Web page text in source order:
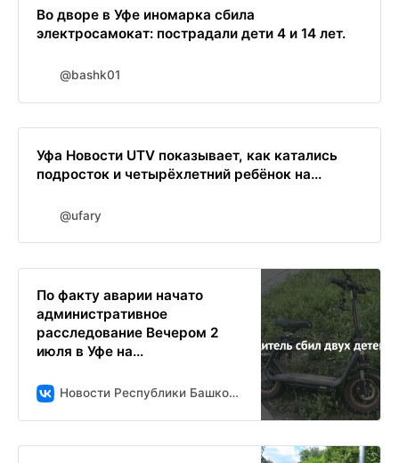
Во дворе в Уфе иномарка сбила
электросамокат: пострадали дети 4 и 14 лет.
@bashk01
Уфа Новости UTV показывает, как катались
подросток и четырёхлетний ребёнок на...
@ufary
По факту аварии начато
административное
расследование Вечером 2
июля в Уфе на...
Новости Республики Башкортостан и Уфы ( БСТ )